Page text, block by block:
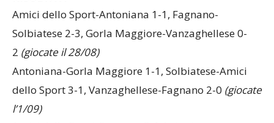
RISULTATI
Amici dello Sport-Antoniana 1-1, Fagnano-
Solbiatese 2-3, Gorla Maggiore-Vanzaghellese 0-
2(giocate il 28/08)
Antoniana-Gorla Maggiore 1-1, Solbiatese-Amici
dello Sport 3-1, Vanzaghellese-Fagnano 2-0